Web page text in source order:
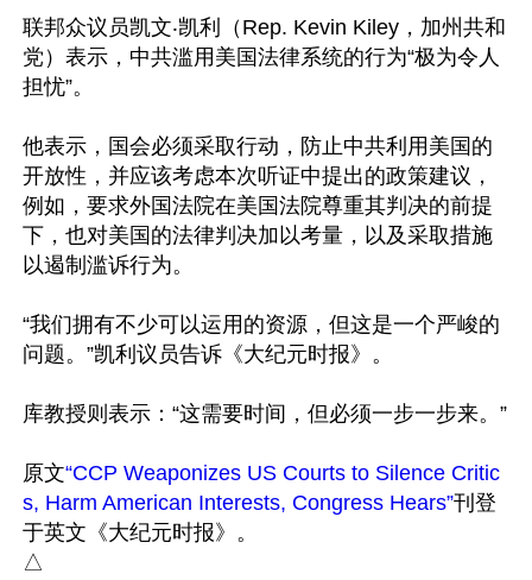
联邦众议员凯文‧凯利（Rep. Kevin Kiley，加州共和
党）表示，中共滥用美国法律系统的行为“极为令人
担忧”。
他表示，国会必须采取行动，防止中共利用美国的
开放性，并应该考虑本次听证中提出的政策建议，
例如，要求外国法院在美国法院尊重其判决的前提
下，也对美国的法律判决加以考量，以及采取措施
以遏制滥诉行为。
“我们拥有不少可以运用的资源，但这是一个严峻的
问题。”凯利议员告诉《大纪元时报》。
库教授则表示：“这需要时间，但必须一步一步来。”
原文“CCP Weaponizes US Courts to Silence Critic
s, Harm American Interests, Congress Hears”刊登
于英文《大纪元时报》。